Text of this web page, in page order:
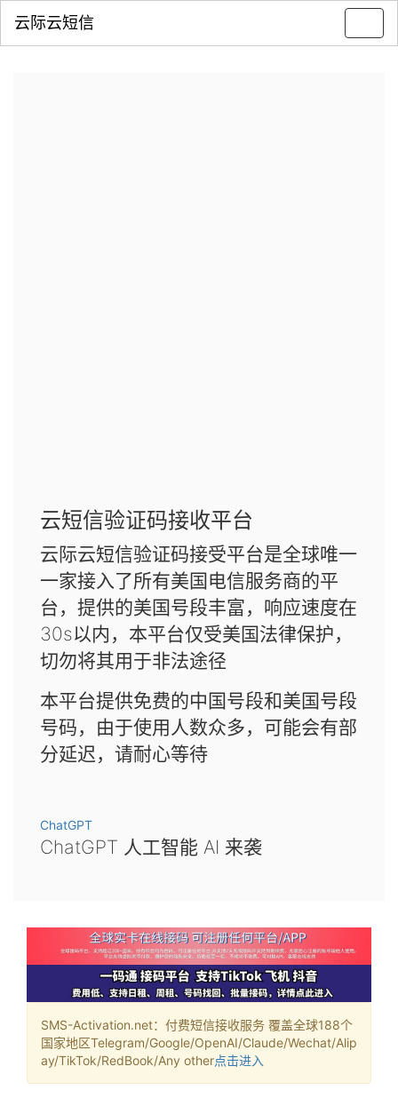
云际云短信
云短信验证码接收平台
云际云短信验证码接受平台是全球唯一
一家接入了所有美国电信服务商的平
台，提供的美国号段丰富，响应速度在
30s以内，本平台仅受美国法律保护，
切勿将其用于非法途径
本平台提供免费的中国号段和美国号段
号码，由于使用人数众多，可能会有部
分延迟，请耐心等待
ChatGPT
ChatGPT 人工智能 AI 来袭
SMS-Activation.net：付费短信接收服务 覆盖全球188个
国家地区Telegram/Google/OpenAI/Claude/Wechat/Alip
ay/TikTok/RedBook/Any other点击进入